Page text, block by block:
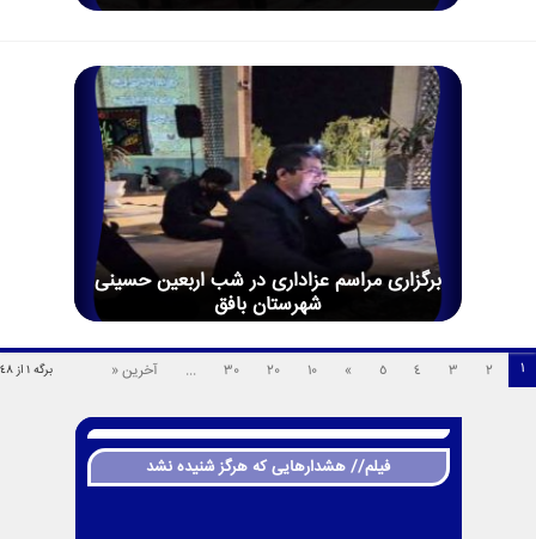
برگزاری مراسم عزاداری در شب اربعین حسینی
شهرستان بافق
برگه 1 از 48 1
2
3
4
5
»
10
20
30
... آخرین «
فیلم// هشدارهایی که هرگز شنیده نشد